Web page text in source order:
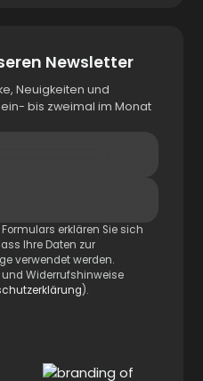
Newsletter
Neuigkeiten und
bis zweimal im Monat
erklären Sie sich
Ihre Daten zur
verwendet werden.
Widerrufshinweise
).